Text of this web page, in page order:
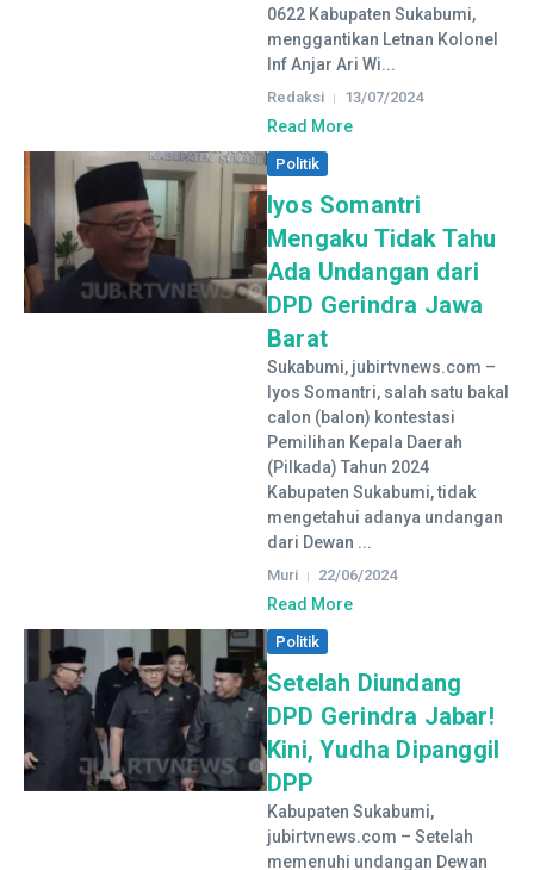
0622 Kabupaten Sukabumi,
menggantikan Letnan Kolonel
Inf Anjar Ari Wi...
Redaksi 13/07/2024
Read More
Politik
Iyos Somantri
Mengaku Tidak Tahu
Ada Undangan dari
DPD Gerindra Jawa
Barat
Sukabumi, jubirtvnews.com –
Iyos Somantri, salah satu bakal
calon (balon) kontestasi
Pemilihan Kepala Daerah
(Pilkada) Tahun 2024
Kabupaten Sukabumi, tidak
mengetahui adanya undangan
dari Dewan ...
Muri 22/06/2024
Read More
Politik
Setelah Diundang
DPD Gerindra Jabar!
Kini, Yudha Dipanggil
DPP
Kabupaten Sukabumi,
jubirtvnews.com – Setelah
memenuhi undangan Dewan